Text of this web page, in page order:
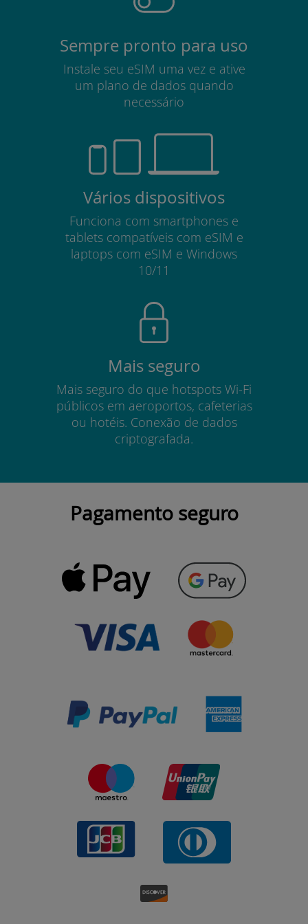
Sempre pronto para uso
Instale seu eSIM uma vez e ative
um plano de dados quando
necessário
Vários dispositivos
Funciona com smartphones e
tablets compatíveis com eSIM e
laptops com eSIM e Windows
10/11
Mais seguro
Mais seguro do que hotspots Wi-Fi
públicos em aeroportos, cafeterias
ou hotéis. Conexão de dados
criptografada.
Pagamento seguro